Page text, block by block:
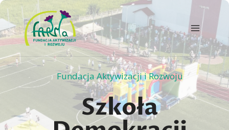
Przejdź
do
treści
Fundacja Aktywizacji i Rozwoju
Szkoła